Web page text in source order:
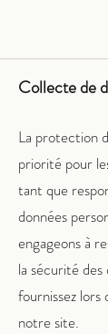
Collecte de
La protection
priorité pour
tant que
données
engageons à
la sécurité des
fournissez
notre site.